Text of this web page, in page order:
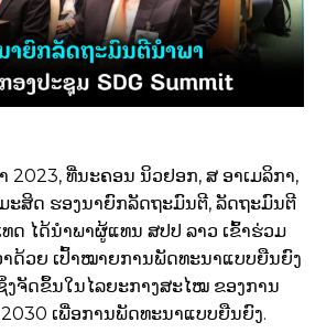
2023, ທີ່ນະຄອນ ນິວຢອກ, ສ ອາເມລິກາ,
ະສິດ ຮອງນາຍົກລັດຖະມົນຕີ, ລັດຖະມົນຕີ
ດ ໄດ້ນໍາພາຜູ້ແທນ ສປປ ລາວ ເຂົ້າຮ່ວມ
ດ້ວຍ ເປົ້າໝາຍການພັດທະນາແບບຍືນຍົງ
ງຈັດຂຶ້ນໃນໄລຍະກາງສະໄໝ ຂອງການ
ເພື່ອການພັດທະນາແບບຍືນຍົງ.